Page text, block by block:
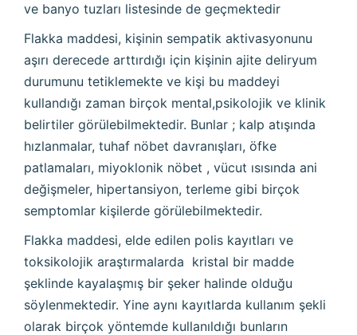
ve banyo tuzları listesinde de geçmektedir
Flakka maddesi, kişinin sempatik aktivasyonunu
aşırı derecede arttırdığı için kişinin ajite deliryum
durumunu tetiklemekte ve kişi bu maddeyi
kullandığı zaman birçok mental,psikolojik ve klinik
belirtiler görülebilmektedir. Bunlar ; kalp atışında
hızlanmalar, tuhaf nöbet davranışları, öfke
patlamaları, miyoklonik nöbet , vücut ısısında ani
değişmeler, hipertansiyon, terleme gibi birçok
semptomlar kişilerde görülebilmektedir.
Flakka maddesi, elde edilen polis kayıtları ve
toksikolojik araştırmalarda kristal bir madde
şeklinde kayalaşmış bir şeker halinde olduğu
söylenmektedir. Yine aynı kayıtlarda kullanım şekli
olarak birçok yöntemde kullanıldığı bunların